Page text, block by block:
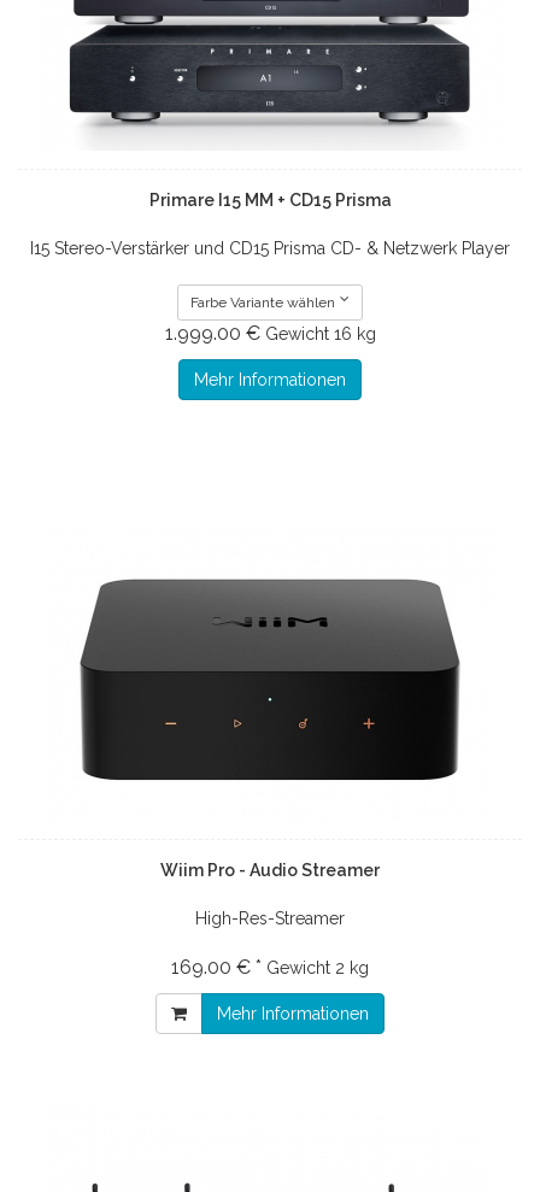
Primare I15 MM + CD15 Prisma
I15 Stereo-Verstärker und CD15 Prisma CD- & Netzwerk Player
Farbe Variante wählen
1.999.00 € Gewicht 16 kg
Mehr Informationen
Wiim Pro - Audio Streamer
High-Res-Streamer
169.00 € * Gewicht 2 kg
Mehr Informationen